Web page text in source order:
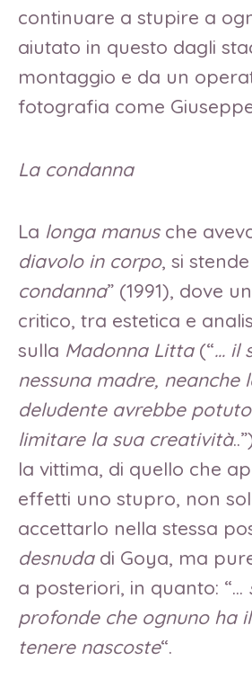
continuare a stupire a
aiutato in questo dagli
montaggio e da un
fotografia come
La condanna
La longa manusche
diavolo in corpo, si
condanna” (1991), dove
critico, tra estetica e
sulla Madonna Litta(“… il
nessuna madre, neanche
deludente avrebbe
limitare la sua creatività
la vittima, di quello che
effetti uno stupro, non
accettarlo nella stessa
desnudadi Goya, ma
a posteriori, in quanto: “…
profonde che ognuno ha
tenere nascoste“.